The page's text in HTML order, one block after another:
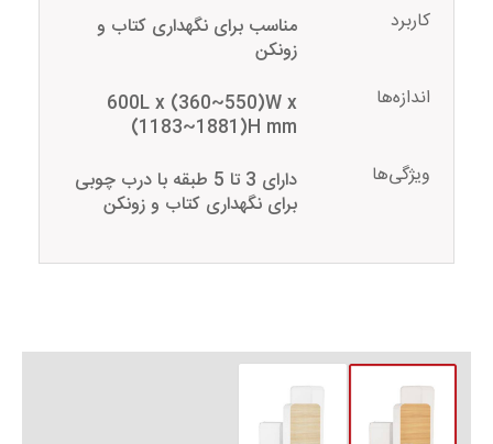
کاربرد
مناسب برای نگهداری کتاب و
زونکن
اندازه‌ها
600L x (360~550)W x
(1183~1881)H mm
ویژگی‌ها
دارای 3 تا 5 طبقه با درب چوبی
برای نگهداری کتاب و زونکن